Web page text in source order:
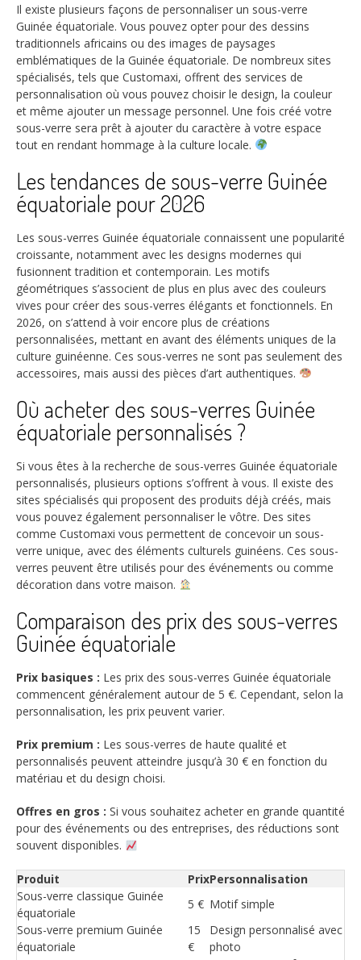
Il existe plusieurs façons de personnaliser un sous-verre
Guinée équatoriale. Vous pouvez opter pour des dessins
traditionnels africains ou des images de paysages
emblématiques de la Guinée équatoriale. De nombreux sites
spécialisés, tels que Customaxi, offrent des services de
personnalisation où vous pouvez choisir le design, la couleur
et même ajouter un message personnel. Une fois créé votre
sous-verre sera prêt à ajouter du caractère à votre espace
tout en rendant hommage à la culture locale.
Les tendances de sous-verre Guinée
équatoriale pour 2026
Les sous-verres Guinée équatoriale connaissent une popularité
croissante, notamment avec les designs modernes qui
fusionnent tradition et contemporain. Les motifs
géométriques s’associent de plus en plus avec des couleurs
vives pour créer des sous-verres élégants et fonctionnels. En
2026, on s’attend à voir encore plus de créations
personnalisées, mettant en avant des éléments uniques de la
culture guinéenne. Ces sous-verres ne sont pas seulement des
accessoires, mais aussi des pièces d’art authentiques.
Où acheter des sous-verres Guinée
équatoriale personnalisés ?
Si vous êtes à la recherche de sous-verres Guinée équatoriale
personnalisés, plusieurs options s’offrent à vous. Il existe des
sites spécialisés qui proposent des produits déjà créés, mais
vous pouvez également personnaliser le vôtre. Des sites
comme Customaxi vous permettent de concevoir un sous-
verre unique, avec des éléments culturels guinéens. Ces sous-
verres peuvent être utilisés pour des événements ou comme
décoration dans votre maison.
Comparaison des prix des sous-verres
Guinée équatoriale
Prix basiques : Les prix des sous-verres Guinée équatoriale
commencent généralement autour de 5 €. Cependant, selon la
personnalisation, les prix peuvent varier.
Prix premium : Les sous-verres de haute qualité et
personnalisés peuvent atteindre jusqu’à 30 € en fonction du
matériau et du design choisi.
Offres en gros : Si vous souhaitez acheter en grande quantité
pour des événements ou des entreprises, des réductions sont
souvent disponibles.
Produit PrixPersonnalisation
Sous-verre classique Guinée
équatoriale
5 € Motif simple
Sous-verre premium Guinée
équatoriale
15
€
Design personnalisé avec
photo